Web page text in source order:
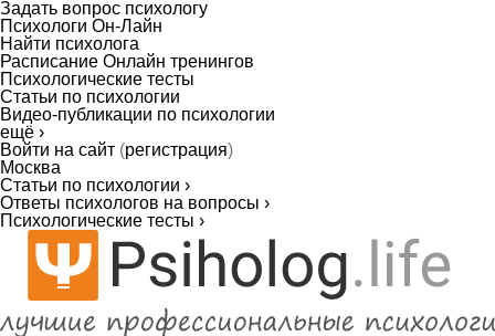
Задать вопрос психологу
Психологи Он-Лайн
Найти психолога
Расписание Онлайн тренингов
Психологические тесты
Статьи по психологии
Видео-публикации по психологии
ещё ›
Войти на сайт (регистрация)
Москва
Статьи по психологии ›
Ответы психологов на вопросы ›
Психологические тесты ›